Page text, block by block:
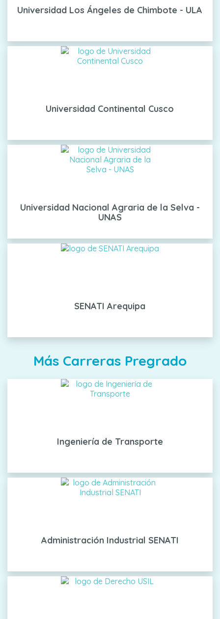
Universidad Los Ángeles de Chimbote - ULA
Universidad Continental Cusco
Universidad Nacional Agraria de la Selva -
UNAS
SENATI Arequipa
Más Carreras Pregrado
Ingeniería de Transporte
Administración Industrial SENATI